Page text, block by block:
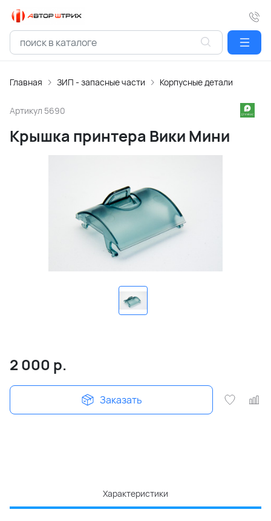
Главная ЗИП - запасные части Корпусные детали
Артикул 5690
Крышка принтера Вики Мини
2 000 р.
Заказать
Характеристики